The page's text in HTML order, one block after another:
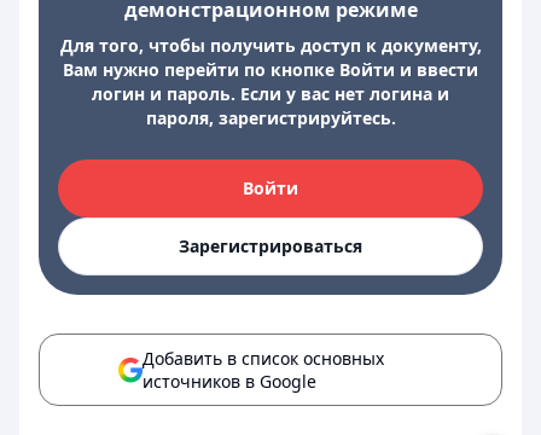
демонстрационном режиме
Для того, чтобы получить доступ к документу,
Вам нужно перейти по кнопке Войти и ввести
логин и пароль. Если у вас нет логина и
пароля, зарегистрируйтесь.
Войти
Зарегистрироваться
Добавить в список основных
источников в Google